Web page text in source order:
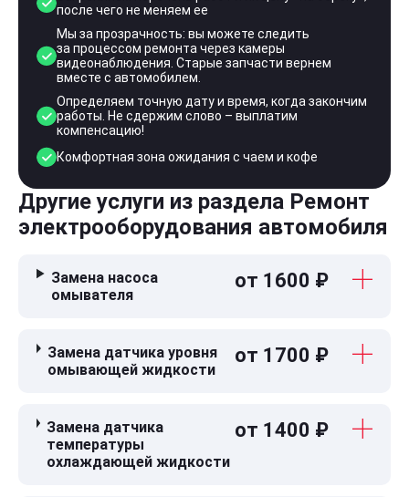
после чего не меняем ее
Мы за прозрачность: вы можете следить
за процессом ремонта через камеры
видеонаблюдения. Старые запчасти вернем
вместе с автомобилем.
Определяем точную дату и время, когда закончим
работы. Не сдержим слово – выплатим
компенсацию!
Комфортная зона ожидания с чаем и кофе
Другие услуги из раздела Ремонт
электрооборудования автомобиля
Замена насоса
омывателя
от 1600 ₽
Замена датчика уровня
омывающей жидкости
от 1700 ₽
Замена датчика
температуры
охлаждающей жидкости
от 1400 ₽